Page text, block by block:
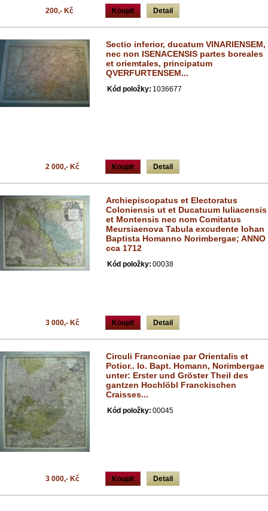
Koupit Detail
200,- Kč
Sectio inferior, ducatum VINARIENSEM,
nec non ISENACENSIS partes boreales
et oriemtales, principatum
QVERFURTENSEM...
Kód položky: 1036677
Koupit Detail
2 000,- Kč
Archiepiscopatus et Electoratus
Coloniensis ut et Ducatuum Iuliacensis
et Montensis nec nom Comitatus
Meursiaenova Tabula excudente Iohan
Baptista Homanno Norimbergae; ANNO
cca 1712
Kód položky: 00038
Koupit Detail
3 000,- Kč
Circuli Franconiae par Orientalis et
Potior.. Io. Bapt. Homann, Norimbergae
unter: Erster und Gröster Theil des
gantzen Hochlöbl Franckischen
Craisses...
Kód položky: 00045
Koupit Detail
3 000,- Kč